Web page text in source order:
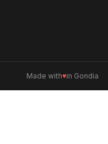
Made with♥in Gondia